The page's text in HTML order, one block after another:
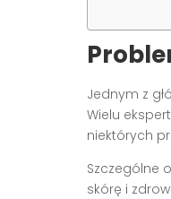
Jednym z
Wielu
niektórych
Szczególne
skórę i